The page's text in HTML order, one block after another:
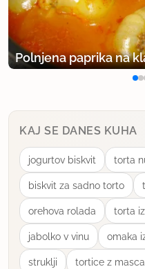
Polnjena paprika na
KAJ SE DANES KUHA
jogurtov biskvit torta
biskvit za sadno torto
orehova rolada torta
jabolko v vinu omaka
struklji tortice z